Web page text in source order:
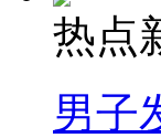
热点
男子